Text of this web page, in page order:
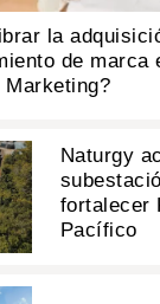
la
de marca
Marketing?
Naturgy
fortalecer
Pacífico